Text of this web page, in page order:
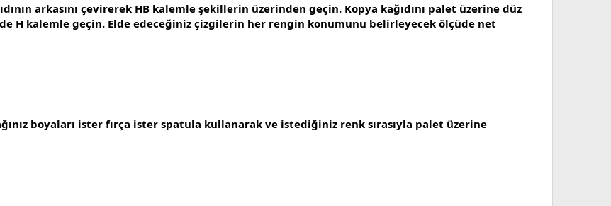
arkasını çevirerek HB kalemle şekillerin üzerinden geçin. Kopya kağıdını palet üzerine düz
H kalemle geçin. Elde edeceğiniz çizgilerin her rengin konumunu belirleyecek ölçüde net
boyaları ister fırça ister spatula kullanarak ve istediğiniz renk sırasıyla palet üzerine